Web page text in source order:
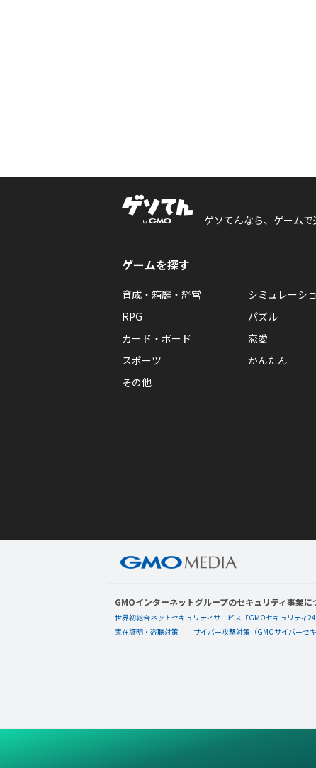
ゲソてんなら、ゲームで
ゲームを探す
育成・箱庭・経営
シミュレーシ
RPG
パズル
カード・ボード
恋愛
スポーツ
かんたん
その他
GMOインターネットグループのセキュリティ事業に
世界初総合ネットセキュリティサービス「GMOセキュリティ24
実在証明・盗聴対策
サイバー攻撃対策（GMOサイバーセ